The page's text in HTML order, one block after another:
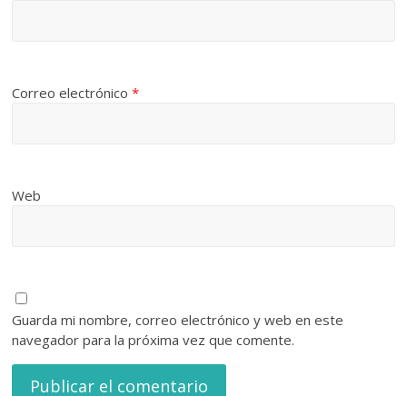
Correo electrónico*
Web
Guarda mi nombre, correo electrónico y web en este
navegador para la próxima vez que comente.